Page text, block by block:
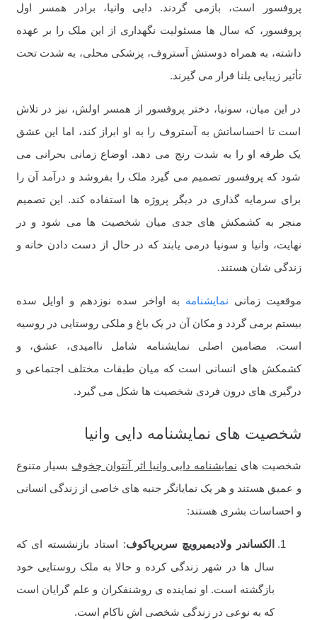
پروفسور است، بازمی گردند. دایی وانیا، برادر همسر اول
پروفسور، که سال ها مسئولیت نگهداری از این ملک را بر عهده
داشته، به همراه دوستش آستروف، پزشکی محلی، به شدت تحت
تأثیر زیبایی یلنا قرار می گیرند.
در این میان، سونیا، دختر پروفسور از همسر اولش، نیز در تلاش
است تا احساساتش به آستروف را به او ابراز کند، اما این عشق
یک طرفه او را به شدت رنج می دهد. اوضاع زمانی بحرانی می
شود که پروفسور تصمیم می گیرد ملک را بفروشد و درآمد آن را
برای سرمایه گذاری در دیگر پروژه ها استفاده کند. این تصمیم
منجر به کشمکش های جدی میان شخصیت ها می شود و در
نهایت، وانیا و سونیا درمی یابند که در حال از دست دادن خانه و
زندگی شان هستند.
موقعیت زمانی نمایشنامه به اواخر سده نوزدهم و اوایل سده
بیستم برمی گردد و مکان آن در یک باغ و ملکی روستایی در روسیه
است. مضامین اصلی نمایشنامه شامل ناامیدی، عشق، و
کشمکش های انسانی است که میان طبقات مختلف اجتماعی و
درگیری های درون فردی شخصیت ها شکل می گیرد.
شخصیت های نمایشنامه دایی وانیا
شخصیت های نمایشنامه دایی وانیا اثر آنتوان چخوف بسیار متنوع
و عمیق هستند و هر یک نمایانگر جنبه های خاصی از زندگی انسانی
و احساسات بشری هستند:
الکساندر ولادیمیرویچ سربریاکوف: استاد بازنشسته ای که
سال ها در شهر زندگی کرده و حالا به ملک روستایی خود
بازگشته است. او نماینده ی روشنفکران و علم گرایان است
که به نوعی در زندگی شخصی اش ناکام است.